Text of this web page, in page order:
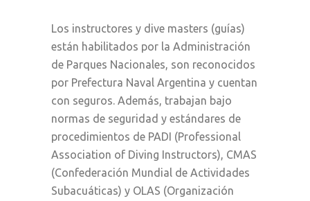
Los instructores y dive masters (guías)
están habilitados por la Administración
de Parques Nacionales, son reconocidos
por Prefectura Naval Argentina y cuentan
con seguros. Además, trabajan bajo
normas de seguridad y estándares de
procedimientos de PADI (Professional
Association of Diving Instructors), CMAS
(Confederación Mundial de Actividades
Subacuáticas) y OLAS (Organización